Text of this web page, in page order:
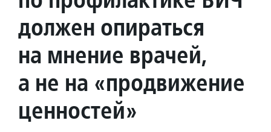
должен опираться
на мнение врачей,
а не на «продвижение
ценностей»